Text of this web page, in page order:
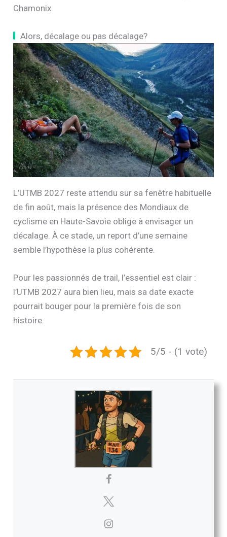
Chamonix.
Alors, décalage ou pas décalage?
L’UTMB 2027 reste attendu sur sa fenêtre habituelle
de fin août, mais la présence des Mondiaux de
cyclisme en Haute-Savoie oblige à envisager un
décalage. À ce stade, un report d’une semaine
semble l’hypothèse la plus cohérente.
Pour les passionnés de trail, l’essentiel est clair :
l’UTMB 2027 aura bien lieu, mais sa date exacte
pourrait bouger pour la première fois de son
histoire.
5/5 - (1 vote)